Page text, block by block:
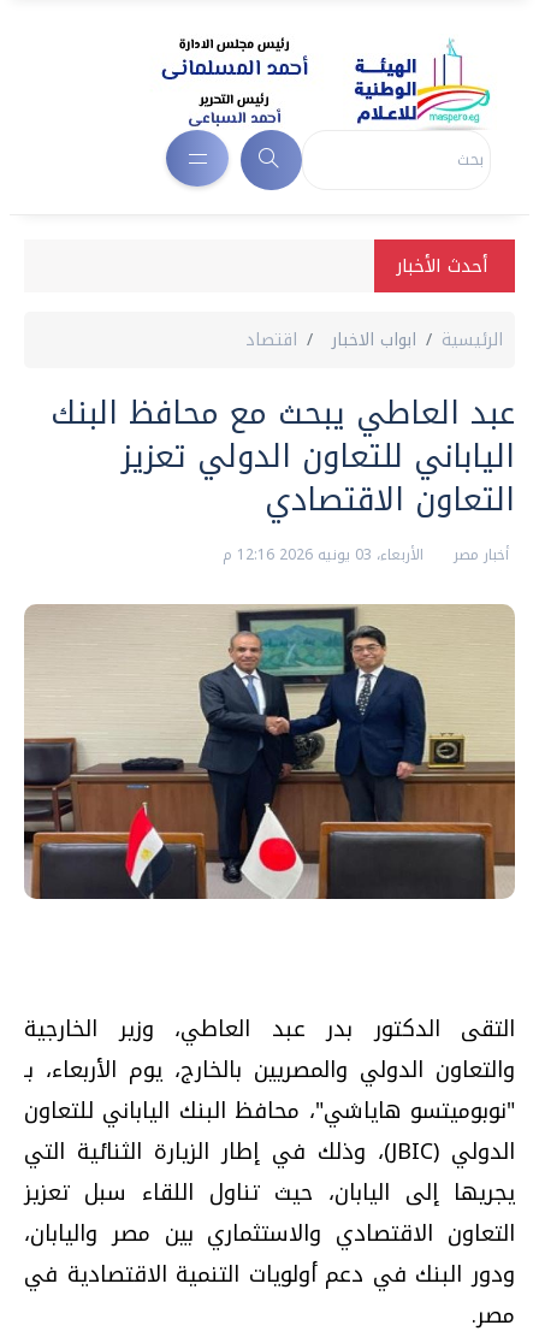
أحدث الأخبار
الرئيسية ابواب الاخبار اقتصاد
عبد العاطي يبحث مع محافظ البنك
الياباني للتعاون الدولي تعزيز
التعاون الاقتصادي
أخبار مصر الأربعاء، 03 يونيه 2026 12:16 م
التقى الدكتور بدر عبد العاطي، وزير الخارجية
والتعاون الدولي والمصريين بالخارج، يوم الأربعاء، بـ
"نوبوميتسو هاياشي"، محافظ البنك الياباني للتعاون
الدولي (JBIC)، وذلك في إطار الزيارة الثنائية التي
يجريها إلى اليابان، حيث تناول اللقاء سبل تعزيز
التعاون الاقتصادي والاستثماري بين مصر واليابان،
ودور البنك في دعم أولويات التنمية الاقتصادية في
مصر.